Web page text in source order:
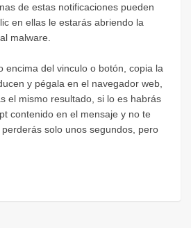
de estas notificaciones pueden
en ellas le estarás abriendo la
malware.
encima del vinculo o botón, copia la
y pégala en el navegador web,
el mismo resultado, si lo es habrás
contenido en el mensaje y no te
solo unos segundos, pero